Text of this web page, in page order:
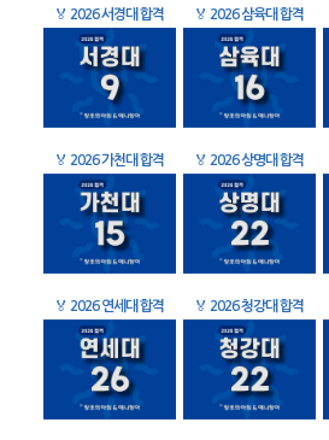
🏅 2026 서경대 합격 🏅 2026 삼육대 합격
🏅 2026 가천대 합격 🏅 2026 상명대 합격
🏅 2026 연세대 합격 🏅 2026 청강대 합격